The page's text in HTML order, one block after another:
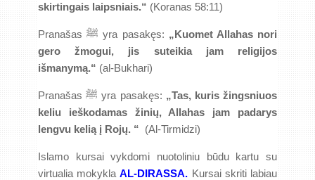
skirtingais laipsniais.“ (Koranas 58:11)
Pranašas ﷺ yra pasakęs: „Kuomet Allahas nori
gero žmogui, jis suteikia jam religijos
išmanymą.“ (al-Bukhari)
Pranašas ﷺ yra pasakęs: „Tas, kuris žingsniuos
keliu ieškodamas žinių, Allahas jam padarys
lengvu kelią į Rojų. “ (Al-Tirmidzi)
Islamo kursai vykdomi nuotoliniu būdu kartu su
virtualia mokyklaAL-DIRASSA. Kursai skriti labiau